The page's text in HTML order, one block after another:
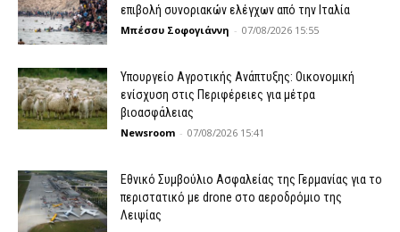
επιβολή συνοριακών ελέγχων από την Ιταλία
Μπέσσυ Σοφογιάννη - 07/08/2026 15:55
Υπουργείο Αγροτικής Ανάπτυξης: Οικονομική
ενίσχυση στις Περιφέρειες για μέτρα
βιοασφάλειας
Newsroom - 07/08/2026 15:41
Εθνικό Συμβούλιο Ασφαλείας της Γερμανίας για το
περιστατικό με drone στο αεροδρόμιο της
Λειψίας